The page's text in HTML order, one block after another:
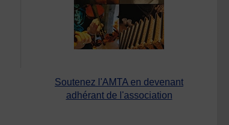
Soutenez l'AMTA en devenant
adhérant de l'association